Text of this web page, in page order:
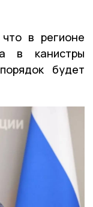
в регионе
в канистры
будет